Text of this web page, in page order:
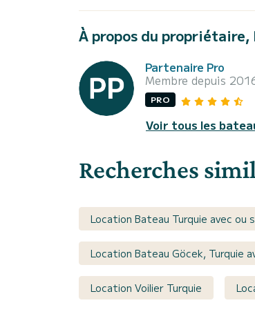
À propos du propriétaire,
Partenaire Pro
Membre depuis
PRO
Voir tous les
Recherches
Location Bateau Turquie avec ou
Location Bateau Göcek, Turquie
Location Voilier Turquie